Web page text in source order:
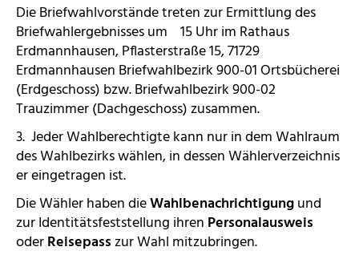
Die Briefwahlvorstände treten zur Ermittlung des
Briefwahlergebnisses um 15 Uhr im Rathaus
Erdmannhausen, Pflasterstraße 15, 71729
Erdmannhausen Briefwahlbezirk 900-01 Ortsbücherei
(Erdgeschoss) bzw. Briefwahlbezirk 900-02
Trauzimmer (Dachgeschoss) zusammen.
3. Jeder Wahlberechtigte kann nur in dem Wahlraum
des Wahlbezirks wählen, in dessen Wählerverzeichnis
er eingetragen ist.
Die Wähler haben dieWahlbenachrichtigungund
zur Identitätsfeststellung ihren Personalausweis
oderReisepasszur Wahl mitzubringen.